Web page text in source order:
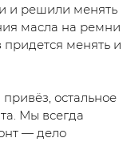
и решили менять
масла на ремни
менять и
остальное
Мы всегда
— дело